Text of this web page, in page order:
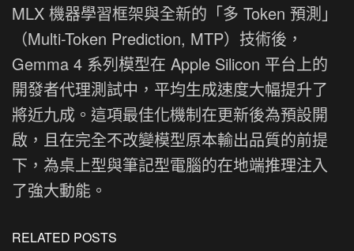
MLX 機器學習框架與全新的「多 Token 預測」
（Multi-Token Prediction, MTP）技術後，
Gemma 4 系列模型在 Apple Silicon 平台上的
開發者代理測試中，平均生成速度大幅提升了
將近九成。這項最佳化機制在更新後為預設開
啟，且在完全不改變模型原本輸出品質的前提
下，為桌上型與筆記型電腦的在地端推理注入
了強大動能。
RELATED POSTS